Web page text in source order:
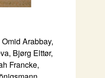
Arabbay,
Bjørg Elttør,
Francke,